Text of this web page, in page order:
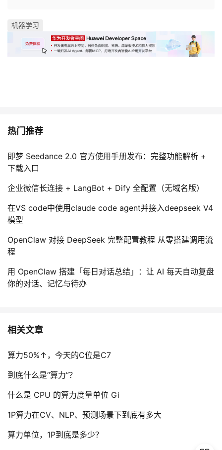
机器学习
热门推荐
即梦 Seedance 2.0 官方使用手册发布：完整功能解析 +
下载入口
企业微信长连接 + LangBot + Dify 全配置（无域名版）
在VS code中使用claude code agent并接入deepseek V4
模型
OpenClaw 对接 DeepSeek 完整配置教程 从零搭建调用流
程
用 OpenClaw 搭建「每日对话总结」：让 AI 每天自动复盘
你的对话、记忆与待办
相关文章
算力50%↑，今天的C位是C7
到底什么是“算力”？
什么是 CPU 的算力度量单位 Gi
1P算力在CV、NLP、预测场景下到底有多大
算力单位，1P到底是多少？